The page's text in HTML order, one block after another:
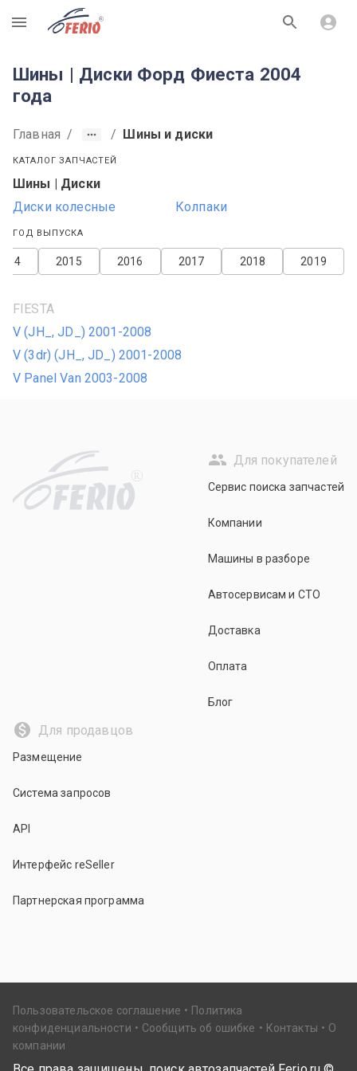
R
Шины | Диски Форд Фиеста 2004
года
Главная / / Шины и диски
КАТАЛОГ ЗАПЧАСТЕЙ
Шины | Диски
Диски колесные
Колпаки
ГОД ВЫПУСКА
2019
2018
2017
2016
2015
FIESTA
V (JH_, JD_) 2001-2008
V (3dr) (JH_, JD_) 2001-2008
V Panel Van 2003-2008
R
Для покупателей
Сервис поиска запчастей
Компании
Машины в разборе
Автосервисам и СТО
Доставка
Оплата
Блог
Для продавцов
Размещение
Система запросов
API
Интерфейс reSeller
Партнерская программа
Пользовательское соглашение
Политика
конфиденциальности
Сообщить об ошибке Контакты
О
компании